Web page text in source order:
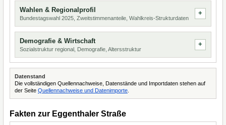
Wahlen & Regionalprofil
Bundestagswahl 2025, Zweitstimmenanteile, Wahlkreis-Strukturdaten
Demografie & Wirtschaft
Sozialstruktur regional, Demografie, Altersstruktur
Datenstand
Die vollständigen Quellennachweise, Datenstände und Importdaten stehen auf
der Seite Quellennachweise und Datenimporte
Fakten zur Eggenthaler Straße